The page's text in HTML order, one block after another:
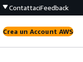
ContattaciFeedback
Crea un Account AWS